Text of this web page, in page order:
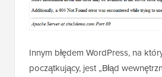
Innym błędem WordPress, na
początkujący, jest „Błąd